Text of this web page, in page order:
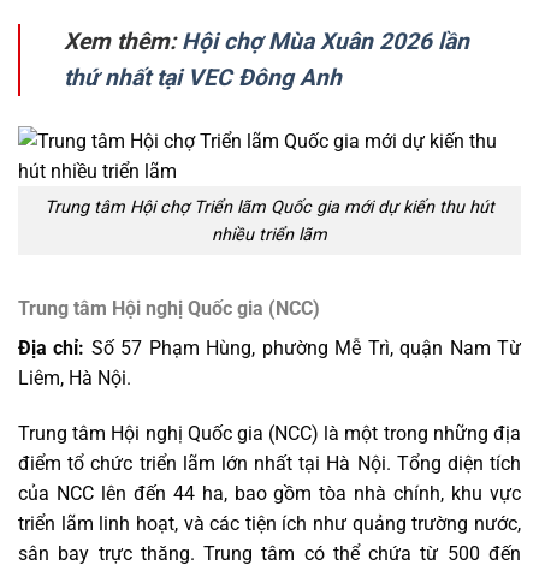
Xem thêm:Hội chợ Mùa Xuân 2026 lần
thứ nhất tại VEC Đông Anh
Trung tâm Hội chợ Triển lãm Quốc gia mới dự kiến thu hút
nhiều triển lãm
Trung tâm Hội nghị Quốc gia (NCC)
Địa chỉ: Số 57 Phạm Hùng, phường Mễ Trì, quận Nam Từ
Liêm, Hà Nội.
Trung tâm Hội nghị Quốc gia (NCC) là một trong những địa
điểm tổ chức triển lãm lớn nhất tại Hà Nội. Tổng diện tích
của NCC lên đến 44 ha, bao gồm tòa nhà chính, khu vực
triển lãm linh hoạt, và các tiện ích như quảng trường nước,
sân bay trực thăng. Trung tâm có thể chứa từ 500 đến